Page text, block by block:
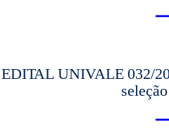
EDITAL UNIVALE 032/